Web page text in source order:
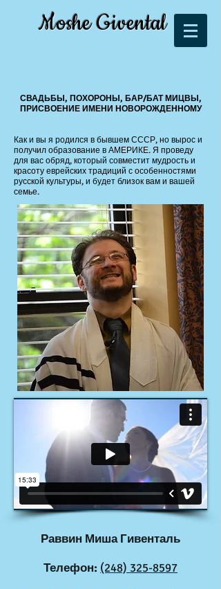
Moshe Givental
СВАДЬБЫ, ПОХОРОНЫ, БАР/БАТ МИЦВЫ,
ПРИСВОЕНИЕ ИМЕНИ НОВОРОЖДЕННОМУ
Как и вы я родился в бывшем СССР, но вырос и
получил образование в АМЕРИКЕ. Я проведу
для вас обряд, который совместит мудрость и
красоту еврейских традиций с особенностями
русской культуры, и будет близок вам и вашей
семье.
Раввин Миша Гивенталь
Телефон: (248) 325-8597